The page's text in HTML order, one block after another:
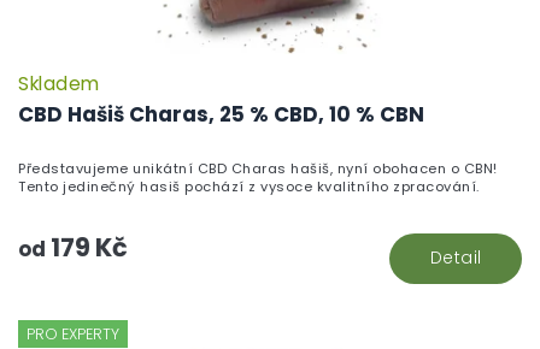
CBD Hašiš Charas, 25 % CBD, 10 % CBN
Skladem
od 179 Kč Detail
Představujeme unikátní CBD Charas hašiš, nyní obohacen o CBN!
Tento jedinečný hasiš pochází z vysoce kvalitního zpracování.
PRO EXPERTY